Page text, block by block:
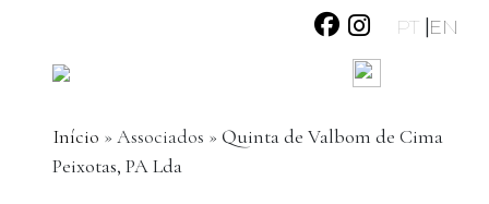
PT EN
Início » Associados » Quinta de Valbom de Cima
Peixotas, PA Lda